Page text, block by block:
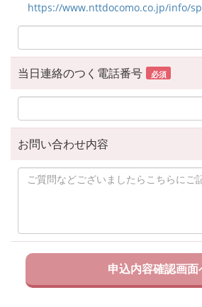
https://www.nttdocomo.co.jp/info/
当日連絡のつく電話番号 必須
お問い合わせ内容